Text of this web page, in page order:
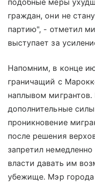
граждан, они не
партию", - отметил
выступает за
Напомним, в конце
граничащий с
наплывом мигрантов.
дополнительные
проникновение
после решения
запретил
власти давать им
убежище. Мэр города